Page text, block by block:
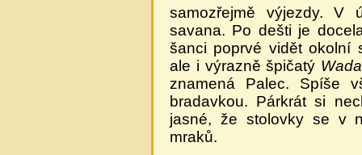
samozřejmě výjezdy. V
savana. Po dešti je
šanci poprvé vidět okolní
ale i výrazně špičatý
znamená Palec. Spíše
bradavkou. Párkrát si
jasné, že stolovky se v
mraků.